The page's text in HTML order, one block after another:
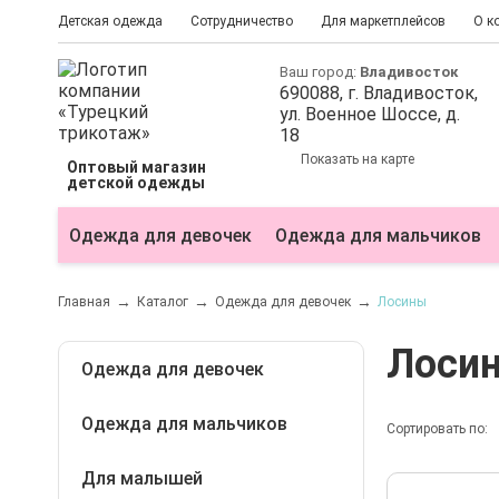
Детская одежда Сотрудничество Для маркетплейсов О
Оптовый магазин
детской одежды
Ваш город: Владивосток
690088, г. Владивосток,
ул. Военное Шоссе, д.
18
Показать на карте
Одежда для девочек Одежда для мальчиков
Главная Каталог Одежда для девочек Лосины
Сортировать по:
Одежда для девочек
Блузки
Одежда для мальчиков
Бриджи
Для малышей